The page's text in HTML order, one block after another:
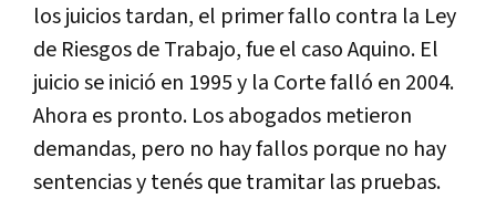
los juicios tardan, el primer fallo contra la Ley
de Riesgos de Trabajo, fue el caso Aquino. El
juicio se inició en 1995 y la Corte falló en 2004.
Ahora es pronto. Los abogados metieron
demandas, pero no hay fallos porque no hay
sentencias y tenés que tramitar las pruebas.